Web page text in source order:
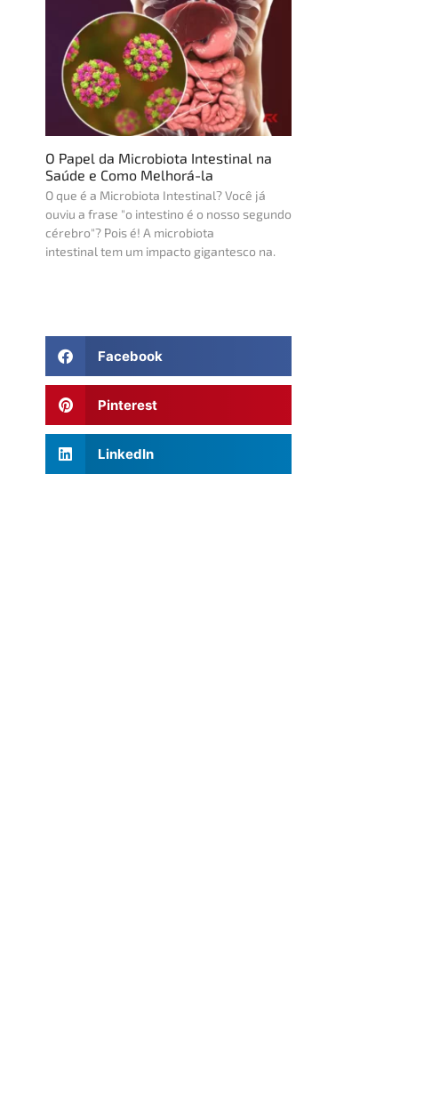
O Papel da Microbiota Intestinal na
Saúde e Como Melhorá-la
O que é a Microbiota Intestinal? Você já
ouviu a frase "o intestino é o nosso segundo
cérebro"? Pois é! A microbiota
intestinal tem um impacto gigantesco na.
Facebook
Pinterest
LinkedIn